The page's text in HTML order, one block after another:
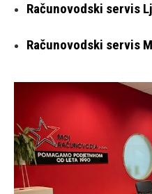
Računovodski servis
Računovodski servis